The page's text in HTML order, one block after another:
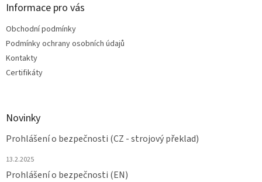
Informace pro vás
Obchodní podmínky
Podmínky ochrany osobních údajů
Kontakty
Certifikáty
Novinky
Prohlášení o bezpečnosti (CZ - strojový překlad)
13.2.2025
Prohlášení o bezpečnosti (EN)